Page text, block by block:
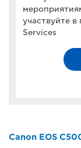
участвуйте в
Services
Canon EOS